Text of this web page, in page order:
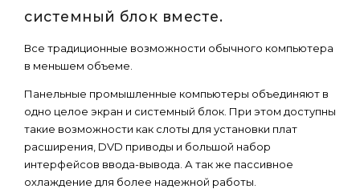
системный блок вместе.
Все традиционные возможности обычного компьютера
в меньшем объеме.
Панельные промышленные компьютеры объединяют в
одно целое экран и системный блок. При этом доступны
такие возможности как слоты для установки плат
расширения, DVD приводы и большой набор
интерфейсов ввода-вывода. А так же пассивное
охлаждение для более надежной работы.